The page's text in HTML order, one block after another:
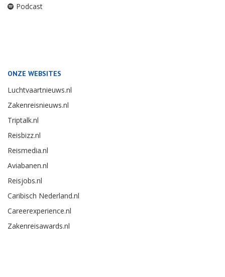
Podcast
ONZE WEBSITES
Luchtvaartnieuws.nl
Zakenreisnieuws.nl
Triptalk.nl
Reisbizz.nl
Reismedia.nl
Aviabanen.nl
Reisjobs.nl
Caribisch Nederland.nl
Careerexperience.nl
Zakenreisawards.nl